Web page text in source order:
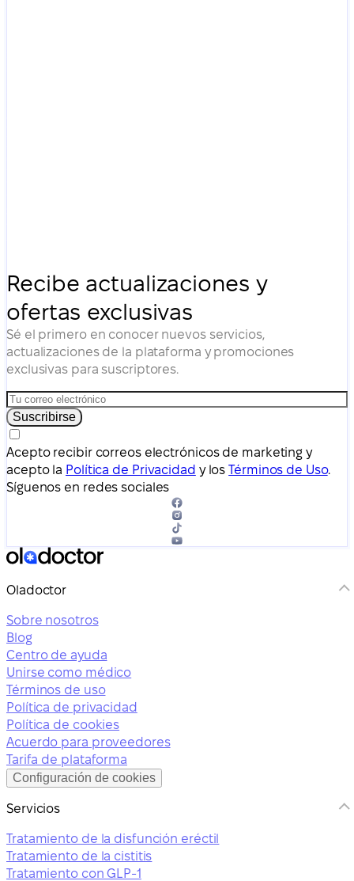
Recibe actualizaciones y
ofertas exclusivas
Sé el primero en conocer nuevos servicios,
actualizaciones de la plataforma y promociones
exclusivas para suscriptores.
Suscribirse
Acepto recibir correos electrónicos de marketing y
acepto la Política de Privacidad y losTérminos de Uso.
Síguenos en redes sociales
Oladoctor
Sobre nosotros
Blog
Centro de ayuda
Unirse como médico
Términos de uso
Política de privacidad
Política de cookies
Acuerdo para proveedores
Tarifa de plataforma
Configuración de cookies
Servicios
Tratamiento de la disfunción eréctil
Tratamiento de la cistitis
Tratamiento con GLP-1